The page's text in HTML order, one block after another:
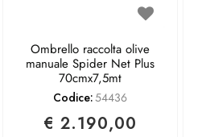
Ombrello raccolta olive
manuale Spider Net Plus
70cmx7,5mt
Codice:54436
€ 2.190,00